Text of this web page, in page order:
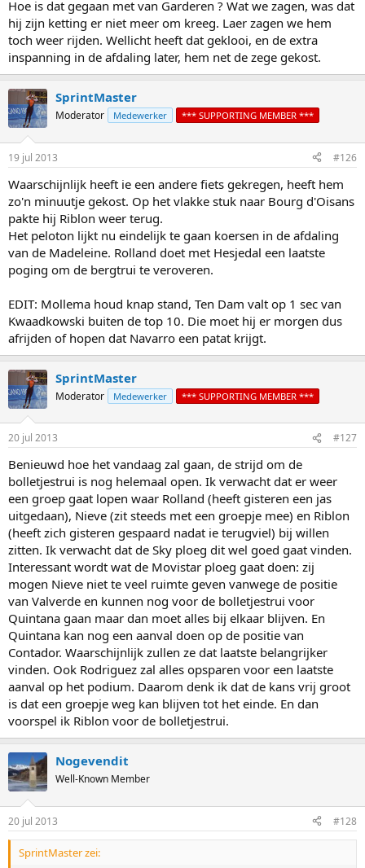
Hoe is dat gegaan met van Garderen ? Wat we zagen, was dat
hij zijn ketting er niet meer om kreeg. Laer zagen we hem
toch weer rijden. Wellicht heeft dat geklooi, en de extra
inspanning in de afdaling later, hem net de zege gekost.
SprintMaster
Moderator Medewerker *** SUPPORTING MEMBER ***
19 jul 2013 #126
Waarschijnlijk heeft ie een andere fiets gekregen, heeft hem
zo'n minuutje gekost. Op het vlakke stuk naar Bourg d'Oisans
pakte hij Riblon weer terug.
Het peloton lijkt nu eindelijk te gaan koersen in de afdaling
van de Madeleine. Rolland doet met Hesjedal een laatste
poging om de bergtrui te veroveren.
EDIT: Mollema houd knap stand, Ten Dam valt op 1 sec van
Kwaadkowski buiten de top 10. Die moet hij er morgen dus
afrijden of hopen dat Navarro een patat krijgt.
SprintMaster
Moderator Medewerker *** SUPPORTING MEMBER ***
20 jul 2013 #127
Benieuwd hoe het vandaag zal gaan, de strijd om de
bolletjestrui is nog helemaal open. Ik verwacht dat er weer
een groep gaat lopen waar Rolland (heeft gisteren een jas
uitgedaan), Nieve (zit steeds met een groepje mee) en Riblon
(heeft zich gisteren gespaard nadat ie terugviel) bij willen
zitten. Ik verwacht dat de Sky ploeg dit wel goed gaat vinden.
Interessant wordt wat de Movistar ploeg gaat doen: zij
mogen Nieve niet te veel ruimte geven vanwege de positie
van Valverde en kunnen nog voor de bolletjestrui voor
Quintana gaan maar dan moet alles bij elkaar blijven. En
Quintana kan nog een aanval doen op de positie van
Contador. Waarschijnlijk zullen ze dat laatste belangrijker
vinden. Ook Rodriguez zal alles opsparen voor een laatste
aanval op het podium. Daarom denk ik dat de kans vrij groot
is dat een groepje weg kan blijven tot het einde. En dan
voorspel ik Riblon voor de bolletjestrui.
Nogevendit
Well-Known Member
20 jul 2013 #128
SprintMaster zei: